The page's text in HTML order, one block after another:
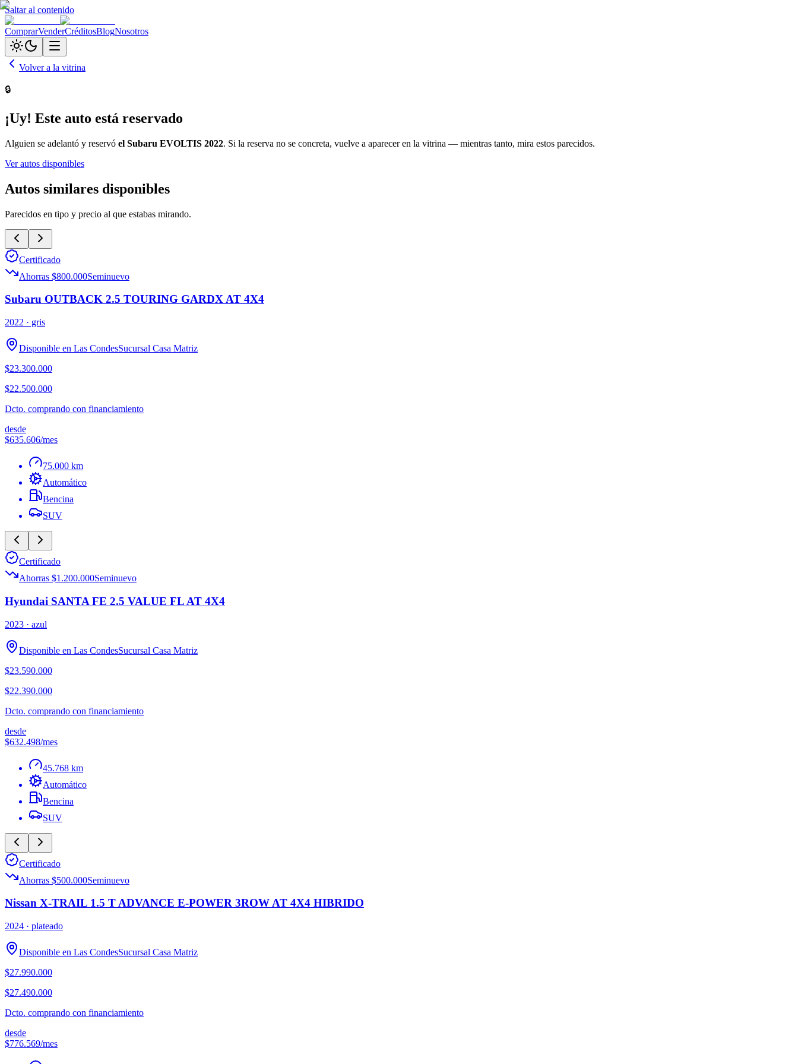
Saltar al contenido
ComprarVenderCréditosBlogNosotros
Volver a la vitrina
🔒
¡Uy! Este auto está reservado
Alguien se adelantó y reservó el Subaru EVOLTIS 2022. Si la reserva no se concreta, vuelve a aparecer en la vitrina — mientras tanto, mira estos parecidos.
Ver autos disponibles
Autos similares disponibles
Parecidos en tipo y precio al que estabas mirando.
Certificado
Ahorras $800.000Seminuevo
Subaru OUTBACK 2.5 TOURING GARDX AT 4X4
2022 · gris
Disponible en Las CondesSucursal Casa Matriz
$23.300.000
$22.500.000
Dcto. comprando con financiamiento
desde
$635.606/mes
75.000 km
Automático
Bencina
SUV
Certificado
Ahorras $1.200.000Seminuevo
Hyundai SANTA FE 2.5 VALUE FL AT 4X4
2023 · azul
Disponible en Las CondesSucursal Casa Matriz
$23.590.000
$22.390.000
Dcto. comprando con financiamiento
desde
$632.498/mes
45.768 km
Automático
Bencina
SUV
Certificado
Ahorras $500.000Seminuevo
Nissan X-TRAIL 1.5 T ADVANCE E-POWER 3ROW AT 4X4 HIBRIDO
2024 · plateado
Disponible en Las CondesSucursal Casa Matriz
$27.990.000
$27.490.000
Dcto. comprando con financiamiento
desde
$776.569/mes